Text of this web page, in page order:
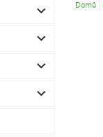
Domů